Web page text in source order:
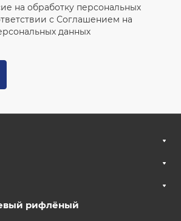
на обработку персональных
с Соглашением на
данных
рифлёный